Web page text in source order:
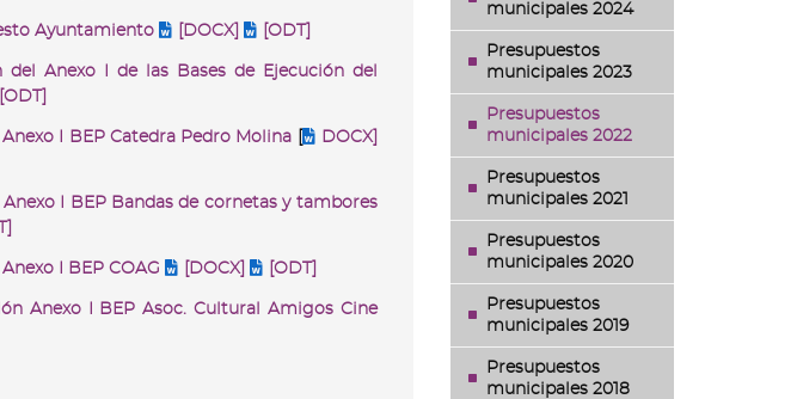
Ayuntamiento [DOCX] [ODT]
Anexo I de las Bases de Ejecución del
[ODT]
I BEP Catedra Pedro Molina
DOCX]
I BEP Bandas de cornetas y tambores
I BEP COAG [DOCX] [ODT]
Anexo I BEP Asoc. Cultural Amigos Cine
municipales 2024
Presupuestos
municipales 2023
Presupuestos
municipales 2022
Presupuestos
municipales 2021
Presupuestos
municipales 2020
Presupuestos
municipales 2019
Presupuestos
municipales 2018